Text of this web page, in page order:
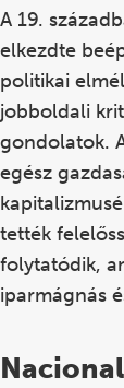
A 19.
elkezdte
politikai
jobboldali
gondolatok.
egész
tették
folytatódik,
iparmágnás